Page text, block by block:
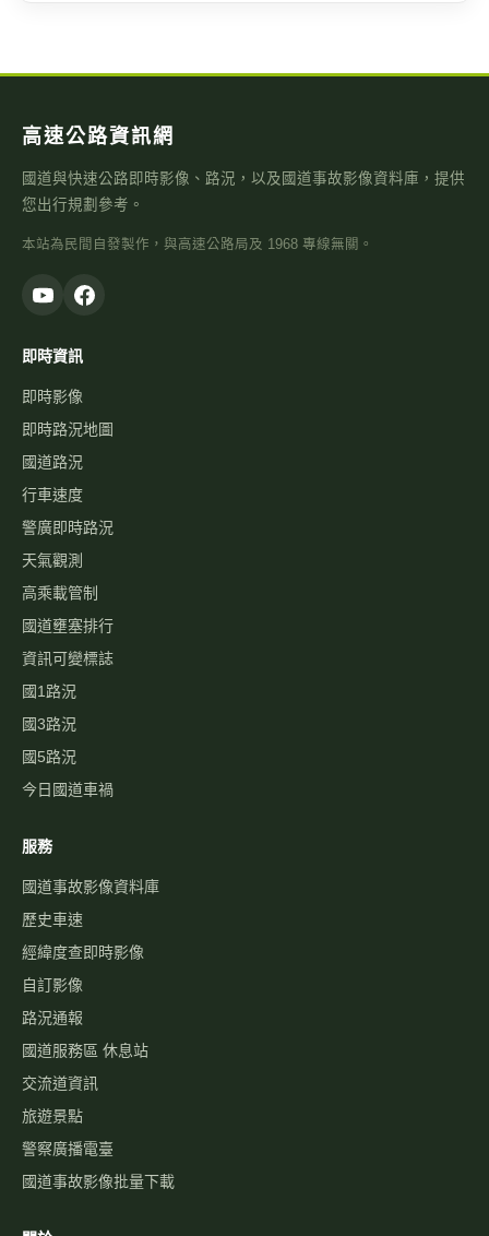
即時影像
即時路況地圖
國道路況
行車速度
天氣觀測
資訊可變標誌
國1路況
國3路況
國5路況
今日國道車禍
服務
國道事故影像資料庫
歷史車速
經緯度查即時影像
自訂影像
路況通報
國道服務區 休息站
警察廣播電臺
國道事故影像批量下載
關於
最新消息
關於本站
免責聲明
隱私權政策
聯絡我們
功能建議